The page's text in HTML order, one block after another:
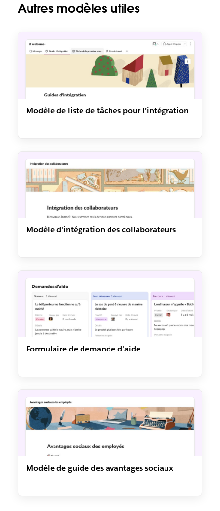
Autres modèles utiles
Modèle de liste de tâches pour l’intégration
Modèle d'intégration des collaborateurs
Formulaire de demande d'aide
Modèle de guide des avantages sociaux